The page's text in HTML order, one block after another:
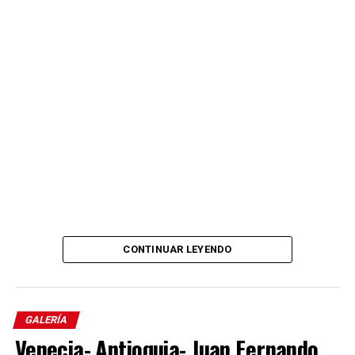
Comparte el artículo:
CONTINUAR LEYENDO
GALERÍA